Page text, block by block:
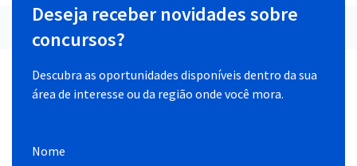
Deseja receber novidades sobre
concursos?
Descubra as oportunidades disponíveis dentro da sua
área de interesse ou da região onde você mora.
Nome